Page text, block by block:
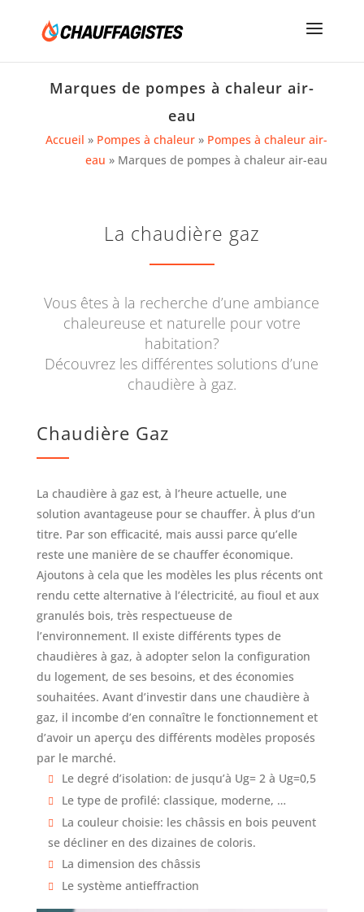
Marques de pompes à chaleur air-
eau
Accueil » Pompes à chaleur » Pompes à chaleur air-
eau » Marques de pompes à chaleur air-eau
La chaudière gaz
Vous êtes à la recherche d’une ambiance
chaleureuse et naturelle pour votre
habitation?
Découvrez les différentes solutions d’une
chaudière à gaz.
Chaudière Gaz
La chaudière à gaz est, à l’heure actuelle, une
solution avantageuse pour se chauffer. À plus d’un
titre. Par son efficacité, mais aussi parce qu’elle
reste une manière de se chauffer économique.
Ajoutons à cela que les modèles les plus récents ont
rendu cette alternative à l’électricité, au fioul et aux
granulés bois, très respectueuse de
l’environnement. Il existe différents types de
chaudières à gaz, à adopter selon la configuration
du logement, de ses besoins, et des économies
souhaitées. Avant d’investir dans une chaudière à
gaz, il incombe d’en connaître le fonctionnement et
d’avoir un aperçu des différents modèles proposés
par le marché.
Le degré d’isolation: de jusqu’à Ug= 2 à Ug=0,5
Le type de profilé: classique, moderne, …
La couleur choisie: les châssis en bois peuvent
se décliner en des dizaines de coloris.
La dimension des châssis
Le système antieffraction